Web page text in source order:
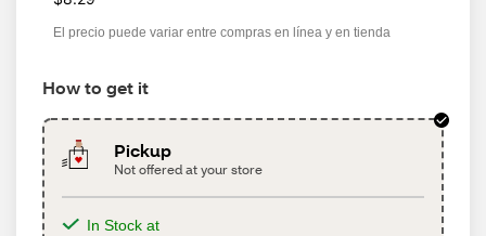
El precio puede variar entre compras en línea y en tienda
How to get it
Pickup
Not offered at your store
In Stock at